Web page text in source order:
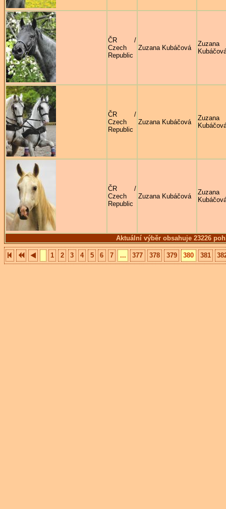
Aktuální výběr obsahuje 23226
ČR /
Czech
Republic
Zuzana Kubáčová
Zuzana
ČR /
Czech
Republic
Zuzana Kubáčová
Zuzana
ČR /
Czech
Republic
Zuzana Kubáčová
Zuzana
1 2 3 4 5 6 7 ... 377 378 379 380 381